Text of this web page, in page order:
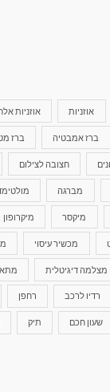
אוזניות אוזניות
ברז אמבטיה ברז
חצובה לצילום
מברגה
מיקסר מיקרופון
מכשיר עיסוי
מצלמה דיגיטלית
רדיו לרכב רחפן
שעון חכם תיק